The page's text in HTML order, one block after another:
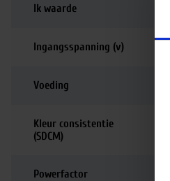
Ik waarde
Ingangsspanning (v)
Voeding
Kleur consistentie
(SDCM)
Powerfactor